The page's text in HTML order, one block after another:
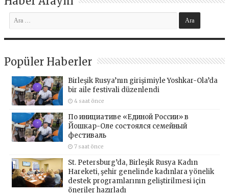
Popüler Haberler
Birleşik Rusya’nın girişimiyle Yoshkar-Ola’da
bir aile festivali düzenlendi
4 saat önce
По инициативе «Единой России» в
Йошкар-Оле состоялся семейный
фестиваль
7 saat önce
St. Petersburg’da, Birleşik Rusya Kadın
Hareketi, şehir genelinde kadınlara yönelik
destek programlarının geliştirilmesi için
öneriler hazırladı